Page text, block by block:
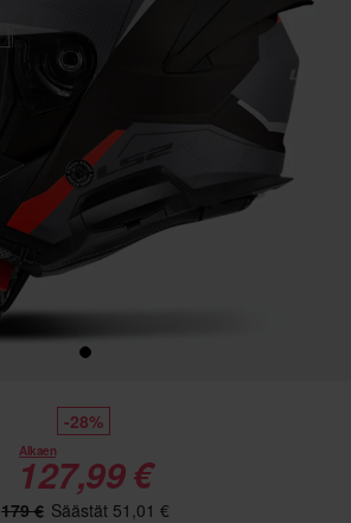
-28%
Alkaen
127,99 €
179 € Säästät 51,01 €